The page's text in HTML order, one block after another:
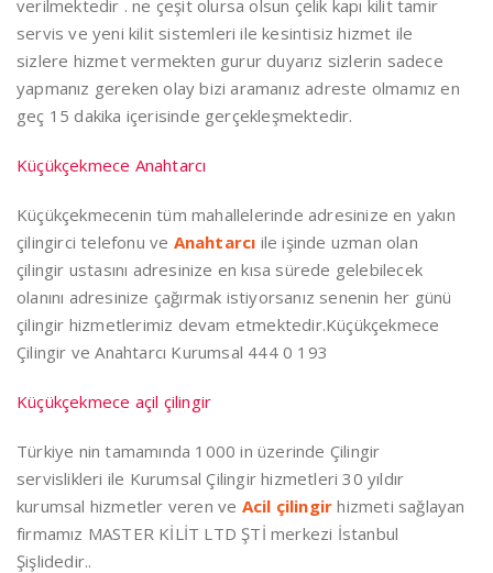
verilmektedir . ne çeşit olursa olsun çelik kapı kilit tamir
servis ve yeni kilit sistemleri ile kesintisiz hizmet ile
sizlere hizmet vermekten gurur duyarız sizlerin sadece
yapmanız gereken olay bizi aramanız adreste olmamız en
geç 15 dakika içerisinde gerçekleşmektedir.
Küçükçekmece Anahtarcı
Küçükçekmecenin tüm mahallelerinde adresinize en yakın
çilingirci telefonu ve Anahtarcı ile işinde uzman olan
çilingir ustasını adresinize en kısa sürede gelebilecek
olanını adresinize çağırmak istiyorsanız senenin her günü
çilingir hizmetlerimiz devam etmektedir.Küçükçekmece
Çilingir ve Anahtarcı Kurumsal 444 0 193
Küçükçekmece açil çilingir
Türkiye nin tamamında 1000 in üzerinde Çilingir
servislikleri ile Kurumsal Çilingir hizmetleri 30 yıldır
kurumsal hizmetler veren ve Acil çilingirhizmeti sağlayan
firmamız MASTER KİLİT LTD ŞTİ merkezi İstanbul
Şişlidedir..